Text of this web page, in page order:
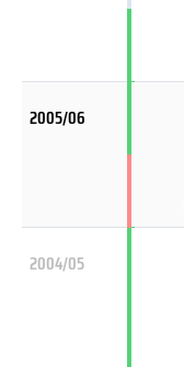
2005/06
2004/05